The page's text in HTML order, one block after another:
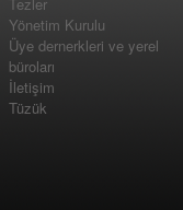
Yönetim Kurulu
Üye dernerkleri ve yerel
büroları
İletişim
Tüzük